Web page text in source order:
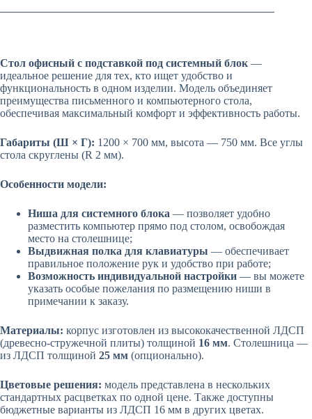
Стол офисный с подставкой под системный блок —
идеальное решение для тех, кто ищет удобство и
функциональность в одном изделии. Модель объединяет
преимущества письменного и компьютерного стола,
обеспечивая максимальный комфорт и эффективность работы.
Габариты (Ш × Г): 1200 × 700 мм, высота — 750 мм. Все углы
стола скруглены (R 2 мм).
Особенности модели:
Ниша для системного блока — позволяет удобно
разместить компьютер прямо под столом, освобождая
место на столешнице;
Выдвижная полка для клавиатуры — обеспечивает
правильное положение рук и удобство при работе;
Возможность индивидуальной настройки — вы можете
указать особые пожелания по размещению ниши в
примечании к заказу.
Материалы: корпус изготовлен из высококачественной ЛДСП
(древесно-стружечной плиты) толщиной 16 мм. Столешница —
из ЛДСП толщиной 25 мм (опционально).
Цветовые решения: модель представлена в нескольких
стандартных расцветках по одной цене. Также доступны
бюджетные варианты из ЛДСП 16 мм в других цветах.